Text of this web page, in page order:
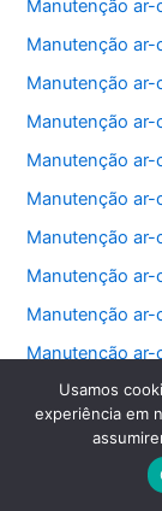
Manutenção ar-
Manutenção ar-
Manutenção ar-
Manutenção ar-
Manutenção
Manutenção
Manutenção ar-
Manutenção ar-
Manutenção ar-
Manutenção ar-
Manutenção
Manutenção
Manutenção
Usamos
experiência em